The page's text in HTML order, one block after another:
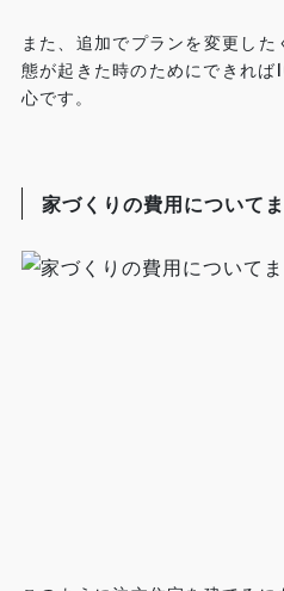
また、追加でプランを変更し
態が起きた時のためにできれば
心です。
家づくりの費用について